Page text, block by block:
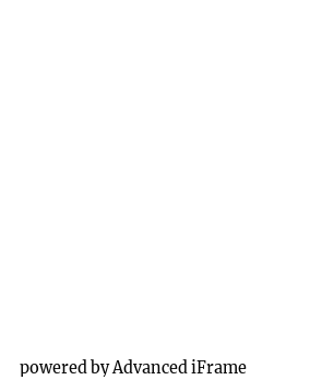
powered by Advanced iFrame